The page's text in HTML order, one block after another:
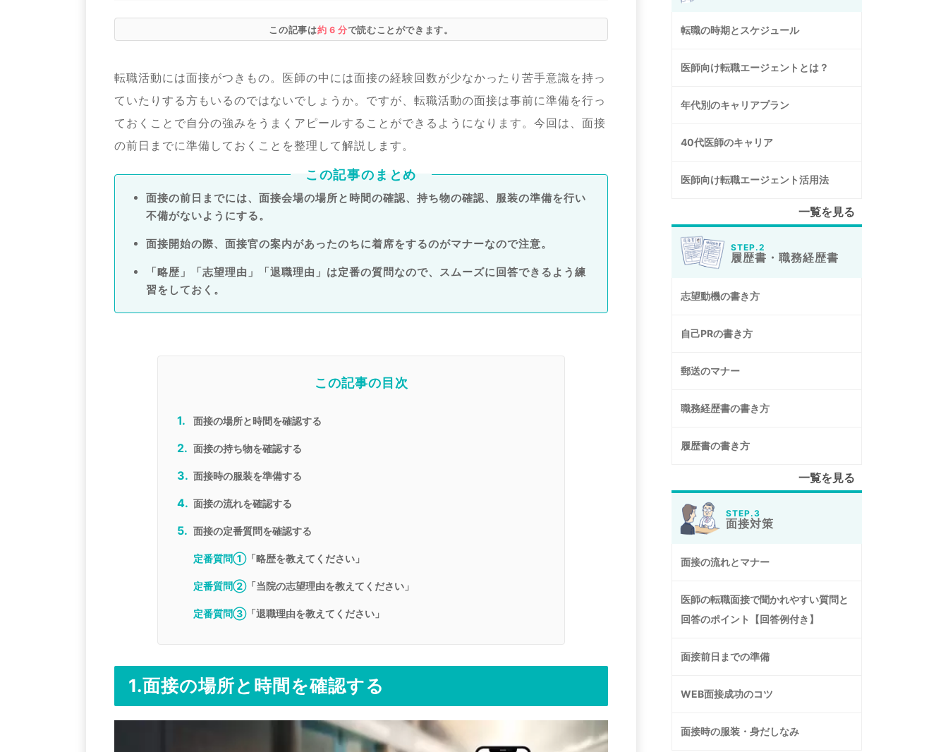
この記事は約 6 分で読むことができます。
転職活動には面接がつきもの。医師の中には面接の経験回数が少なかったり苦手意識を持っ
ていたりする方もいるのではないでしょうか。ですが、転職活動の面接は事前に準備を行っ
ておくことで自分の強みをうまくアピールすることができるようになります。今回は、面接
の前日までに準備しておくことを整理して解説します。
この記事のまとめ
面接の前日までには、面接会場の場所と時間の確認、持ち物の確認、服装の準備を行い
不備がないようにする。
面接開始の際、面接官の案内があったのちに着席をするのがマナーなので注意。
「略歴」「志望理由」「退職理由」は定番の質問なので、スムーズに回答できるよう練
習をしておく。
この記事の目次
面接の場所と時間を確認する
面接の持ち物を確認する
面接時の服装を準備する
面接の流れを確認する
面接の定番質問を確認する
定番質問①「略歴を教えてください」
定番質問②「当院の志望理由を教えてください」
定番質問③「退職理由を教えてください」
1.面接の場所と時間を確認する
転職の時期とスケジュール
医師向け転職エージェントとは？
年代別のキャリアプラン
40代医師のキャリア
医師向け転職エージェント活用法
一覧を見る
STEP.2
履歴書・職務経歴書
志望動機の書き方
自己PRの書き方
郵送のマナー
職務経歴書の書き方
履歴書の書き方
一覧を見る
STEP.3
面接対策
面接の流れとマナー
医師の転職面接で聞かれやすい質問と
回答のポイント【回答例付き】
面接前日までの準備
WEB面接成功のコツ
面接時の服装・身だしなみ